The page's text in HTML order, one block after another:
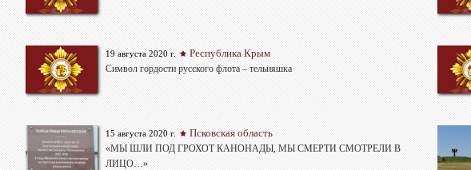
19 августа 2020 г. Республика Крым
Символ гордости русского флота – тельняшка
15 августа 2020 г. Псковская область
«МЫ ШЛИ ПОД ГРОХОТ КАНОНАДЫ, МЫ СМЕРТИ СМОТРЕЛИ В
ЛИЦО…»